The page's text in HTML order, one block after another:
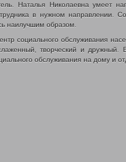
УГАРНОГО ГАЗА
ИНТЕРНЕТ
РАБОТНИКА ДЕНЬ
ДЕТЕЙ
ДЕТСКИЙ ТЕЛЕФОН
– ПОЖАРНАЯ БЕЗОПАСНОСТЬ
Наталья Николаевна умеет
в нужном направлении.
наилучшим образом.
социального обслуживания
творческий и
обслуживания на дому и